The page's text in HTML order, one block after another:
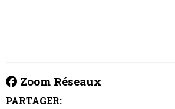
Zoom Réseaux
PARTAGER: